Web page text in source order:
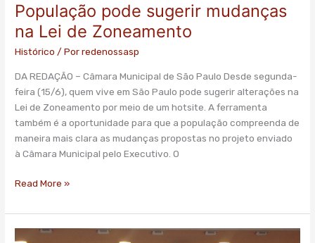
População pode sugerir mudanças
na Lei de Zoneamento
Histórico / Porredenossasp
DA REDAÇÃO – Câmara Municipal de São Paulo Desde segunda-
feira (15/6), quem vive em São Paulo pode sugerir alterações na
Lei de Zoneamento por meio de um hotsite. A ferramenta
também é a oportunidade para que a população compreenda de
maneira mais clara as mudanças propostas no projeto enviado
à Câmara Municipal pelo Executivo. O
População
pode
sugerir
mudanças
Lei
Read More »
Prefeitura